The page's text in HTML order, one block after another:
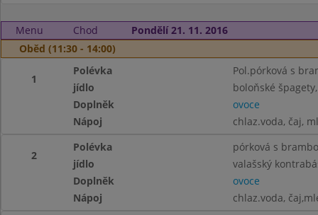
Menu Chod
Pondělí 21. 11. 2016
Oběd (11:30 - 14:00)
1
Polévka
Pol.pórková s
jídlo
boloňské
Doplněk
ovoce
Nápoj
chlaz.voda, čaj,
2
Polévka
pórková s
jídlo
valašský
Doplněk
ovoce
Nápoj
chlaz.voda,